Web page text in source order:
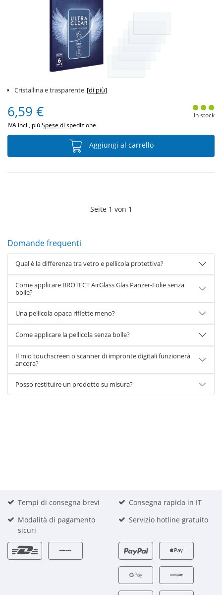
Cristallina e trasparente [di più]
6,59 €
IVA incl., piùSpese di spedizione
In stock
Aggiungi al carrello
Seite 1 von 1
Domande frequenti
Qual è la differenza tra vetro e pellicola protettiva?
Come applicare BROTECT AirGlass Glas Panzer-Folie senza
bolle?
Una pellicola opaca riflette meno?
Come applicare la pellicola senza bolle?
Il mio touchscreen o scanner di impronte digitali funzionerà
ancora?
Posso restituire un prodotto su misura?
Tempi di consegna brevi
Consegna rapida in IT
Modalità di pagamento
sicuri
Servizio hotline gratuito